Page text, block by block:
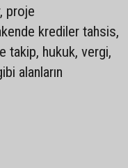
proje
krediler tahsis,
takip, hukuk, vergi,
alanların